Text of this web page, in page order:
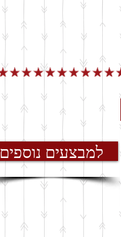
למבצעים נוספים